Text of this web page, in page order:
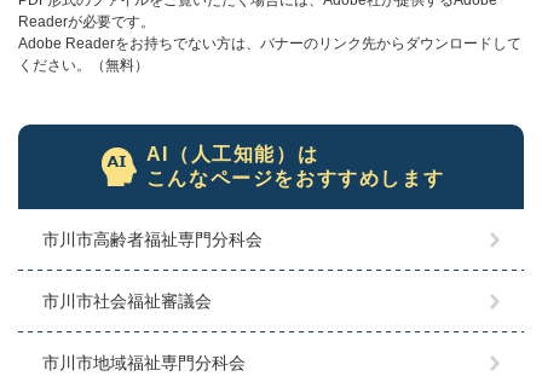
Readerが必要です。
Adobe Readerをお持ちでない方は、バナーのリンク先からダウンロードして
ください。（無料）
AI（人工知能）は
こんなページをおすすめします
市川市高齢者福祉専門分科会
市川市社会福祉審議会
市川市地域福祉専門分科会